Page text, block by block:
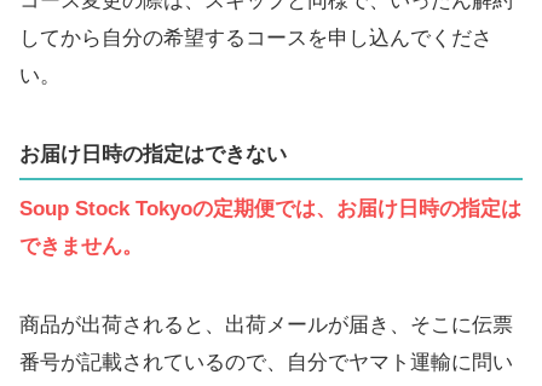
してから自分の希望するコースを申し込んでくださ
い。
お届け日時の指定はできない
Soup Stock Tokyoの定期便では、お届け日時の指定は
できません。
商品が出荷されると、出荷メールが届き、そこに伝票
番号が記載されているので、自分でヤマト運輸に問い